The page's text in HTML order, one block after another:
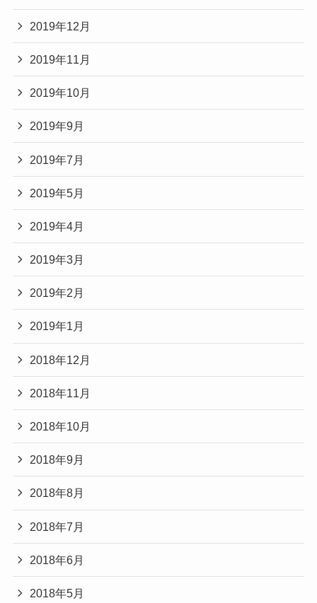
2019年12月
2019年11月
2019年10月
2019年9月
2019年7月
2019年5月
2019年4月
2019年3月
2019年2月
2019年1月
2018年12月
2018年11月
2018年10月
2018年9月
2018年8月
2018年7月
2018年6月
2018年5月